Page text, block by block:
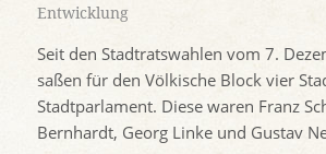
Entwicklung
Seit den Stadtratswahlen vom 7.
saßen für den Völkische Block vier
Stadtparlament. Diese waren Franz
Bernhardt, Georg Linke und Gustav